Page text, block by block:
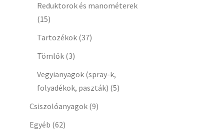
Reduktorok és manométerek
(15)
Tartozékok (37)
Tömlők (3)
Vegyianyagok (spray-k,
folyadékok, paszták) (5)
Csiszolóanyagok (9)
Egyéb (62)